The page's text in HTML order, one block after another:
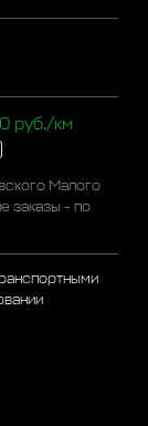
руб./км
Малого
заказы - по